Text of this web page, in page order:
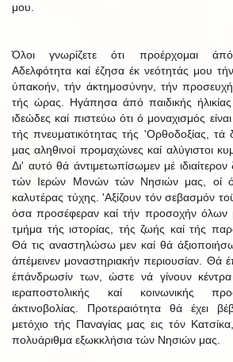
μου.
Όλοι γνωρίζετε ότι προέρχομαι
Αδελφότητα καί έζησα έκ νεότητάς μου
ύπακοήν, τήν άκτημοσύνην, τήν
τής ώρας. Ηγάπησα άπό παιδικής ήλικίας
ιδεώδες καί πιστεύω ότι ό μοναχισμός
τής πνευματικότητας τής 'Ορθοδοξίας, τά
μας αληθινοί προμαχώνες καί αλύγιστοι
Δι' αυτό θά άντιμετωπίσωμεν μέ
τών Ιερών Μονών τών Νησιών μας, οί
καλυτέρας τύχης. 'Αξίζουν τόν σεβασμόν
όσα προσέφεραν καί τήν προσοχήν όλων
τμήμα τής ιστορίας, τής ζωής καί τής
Θά τις αναστηλώσω μεν καί θά
άπέμεινεν μοναστηριακήν περιουσίαν. Θά
έπάνδρωσίν των, ώστε νά γίνουν κέντρα
ιεραποστολικής καί κοινωνικής
άκτινοβολίας. Προτεραιότητα θά έχει
μετόχιο τής Παναγίας μας εις τόν
πολυάριθμα εξωκκλήσια τών Νησιών μας.